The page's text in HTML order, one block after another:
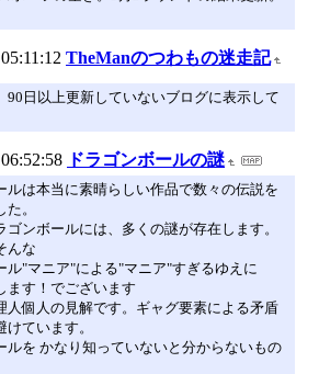
TheManのつわもの迷走記
90日以上更新していないブログに表示して
ドラゴンボールの謎
ルは本当に素晴らしい作品で数々の伝説を
。
ゴンボールには、多くの謎が存在します。
んな
ル"マニア"による"マニア"すぎるゆえに
ます！でございます
人個人の見解です。ギャグ要素による矛盾
ています。
ルを かなり知っていないと分からないもの